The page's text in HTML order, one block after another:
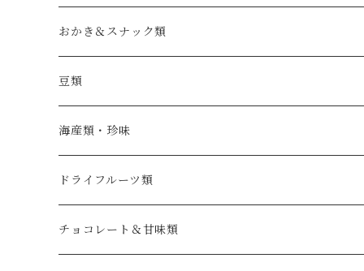
おかき＆スナック類
豆類
海産類・珍味
ドライフルーツ類
チョコレート＆甘味類